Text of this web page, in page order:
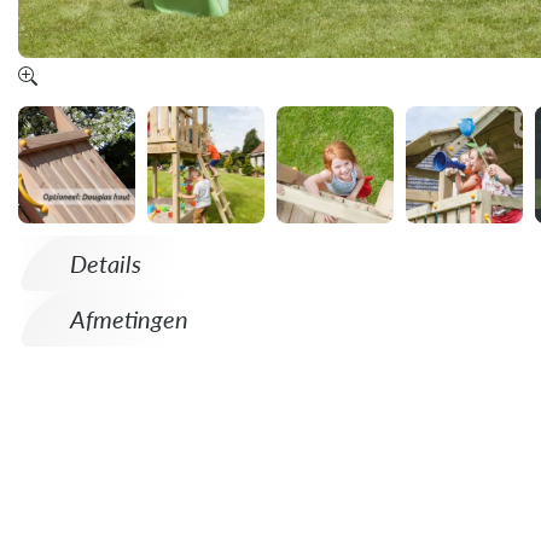
Details
Afmetingen